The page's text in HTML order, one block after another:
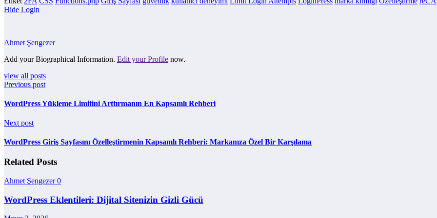
Hide Login
Ahmet Şengezer
Add your Biographical Information. Edit your Profile now.
view all posts
Previous post
WordPress Yükleme Limitini Arttırmanın En Kapsamlı Rehberi
Next post
WordPress Giriş Sayfasını Özelleştirmenin Kapsamlı Rehberi: Markanıza Özel Bir Karşılama
Related Posts
Ahmet Şengezer0
WordPress Eklentileri: Dijital Sitenizin Gizli Gücü